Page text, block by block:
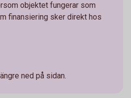
objektet fungerar som
finansiering sker direkt hos
ned på sidan.